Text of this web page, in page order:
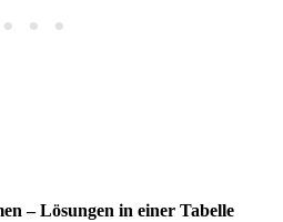
– Lösungen in einer Tabelle